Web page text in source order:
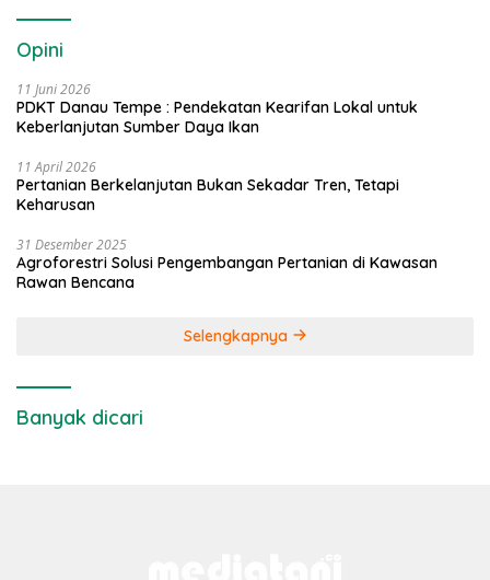
Opini
11 Juni 2026
PDKT Danau Tempe : Pendekatan Kearifan Lokal untuk
Keberlanjutan Sumber Daya Ikan
11 April 2026
Pertanian Berkelanjutan Bukan Sekadar Tren, Tetapi
Keharusan
31 Desember 2025
Agroforestri Solusi Pengembangan Pertanian di Kawasan
Rawan Bencana
Selengkapnya
Banyak dicari